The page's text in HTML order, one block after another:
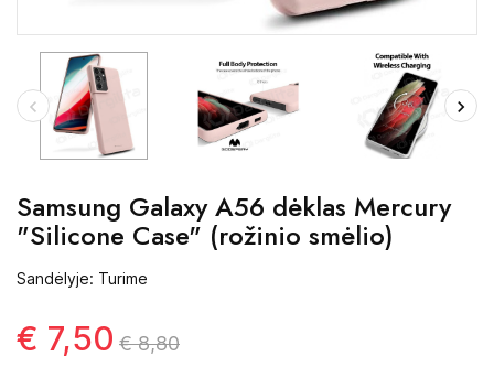
Samsung Galaxy A56 dėklas Mercury
"Silicone Case" (rožinio smėlio)
Sandėlyje: Turime
€ 7,50 € 8,80